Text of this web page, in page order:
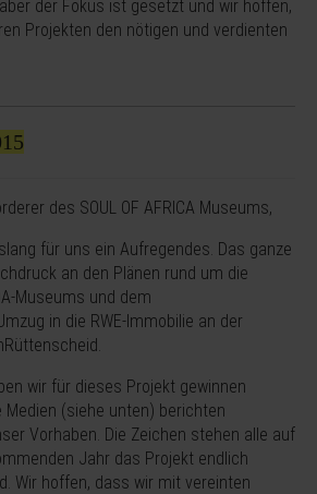
der Fokus ist gesetzt und wir hoffen,
Projekten den nötigen und verdienten
des SOUL OF AFRICA Museums,
für uns ein Aufregendes. Das ganze
an den Plänen rund um die
Museums und dem
in die RWE-Immobilie an der
wir für dieses Projekt gewinnen
Medien (siehe unten) berichten
Vorhaben. Die Zeichen stehen alle auf
Jahr das Projekt endlich
Wir hoffen, dass wir mit vereinten